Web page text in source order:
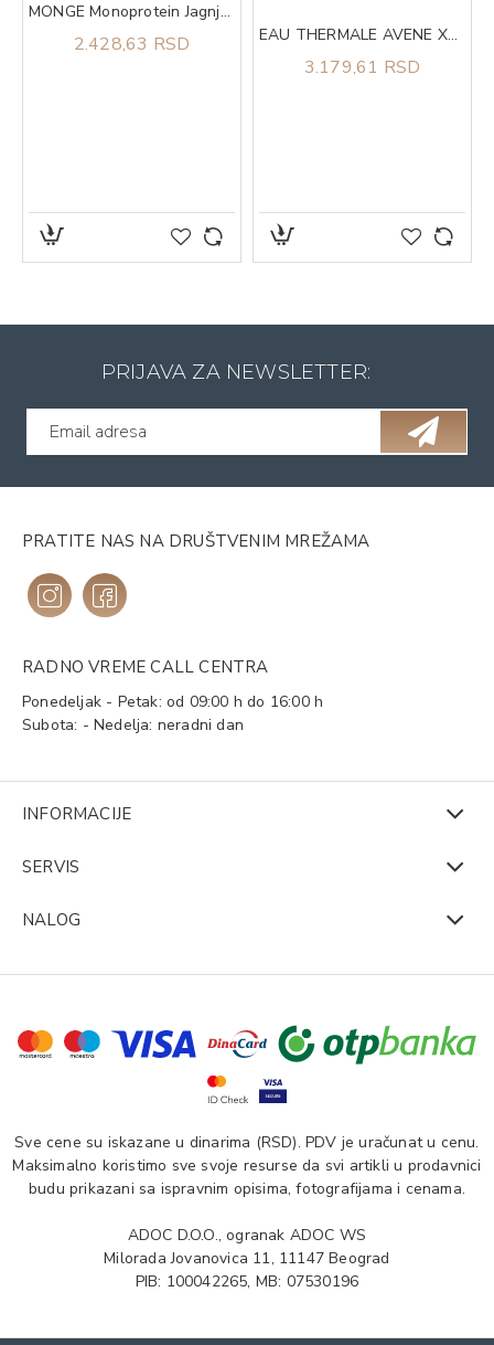
MONGE Monoprotein Jagnjetina i pirinač za sve rase puppy 2.5kg
2.428,63 RSD EAU THERMALE AVENE Xera Calm A.D. Lipid-replenishing balzam za lice i telo 200ml
3.179,61 RSD
PRIJAVA ZA NEWSLETTER:
PRATITE NAS NA DRUŠTVENIM MREŽAMA
RADNO VREME CALL CENTRA
Ponedeljak - Petak: od 09:00 h do 16:00 h
Subota: - Nedelja: neradni dan
INFORMACIJE
SERVIS
NALOG
Sve cene su iskazane u dinarima (RSD). PDV je uračunat u cenu.
Maksimalno koristimo sve svoje resurse da svi artikli u prodavnici
budu prikazani sa ispravnim opisima, fotografijama i cenama.
ADOC D.O.O., ogranak ADOC WS
Milorada Jovanovica 11, 11147 Beograd
PIB: 100042265, MB: 07530196